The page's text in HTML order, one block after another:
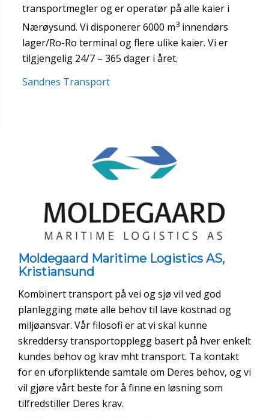
transportmegler og er operatør på alle kaier i
Nærøysund. Vi disponerer 6000 m3 innendørs
lager/Ro-Ro terminal og flere ulike kaier. Vi er
tilgjengelig 24/7 – 365 dager i året.
Sandnes Transport
Moldegaard Maritime Logistics AS,
Kristiansund
Kombinert transport på vei og sjø vil ved god
planlegging møte alle behov til lave kostnad og
miljøansvar. Vår filosofi er at vi skal kunne
skreddersy transportopplegg basert på hver enkelt
kundes behov og krav mht transport. Ta kontakt
for en uforpliktende samtale om Deres behov, og vi
vil gjøre vårt beste for å finne en løsning som
tilfredstiller Deres krav.